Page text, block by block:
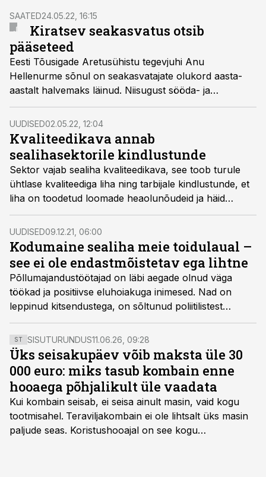
SAATED24.05.22, 16:15
Kiratsev seakasvatus otsib
pääseteed
Eesti Tõusigade Aretusühistu tegevjuhi Anu
Hellenurme sõnul on seakasvatajate olukord aasta-
aastalt halvemaks läinud. Niisugust sööda- ja
energiahindade tõusu pole sektoris viimase
kahekümne aasta jooksul nähtud.
UUDISED02.05.22, 12:04
Kvaliteedikava annab
sealihasektorile kindlustunde
Sektor vajab sealiha kvaliteedikava, see toob turule
ühtlase kvaliteediga liha ning tarbijale kindlustunde, et
liha on toodetud loomade heaolunõudeid ja häid
tavasid järgides, tõdeti 27. aprillil toimunud sealiha
kvaliteedikavade teemalisel arutelul.
UUDISED09.12.21, 06:00
Kodumaine sealiha meie toidulaual –
see ei ole endastmõistetav ega lihtne
Põllumajandustöötajad on läbi aegade olnud väga
töökad ja positiivse eluhoiakuga inimesed. Nad on
leppinud kitsendustega, on sõltunud poliitilistest
otsustest ja konkureerinud vabaturumajandusega, kus
ettevõtlustingimused ei ole olnud võrdsed. Nad ei
hädalda kunagi ilmaasjata, aga nüüd on olukord
sellisesse punkti jõudnud, kus tuleb olukorrast
rääkida, et see jõuaks avalikkuseni. Mõelgem kaasa?
ST SISUTURUNDUS11.06.26, 09:28
Üks seisakupäev võib maksta üle 30
000 euro: miks tasub kombain enne
hooaega põhjalikult üle vaadata
Kui kombain seisab, ei seisa ainult masin, vaid kogu
tootmisahel. Teraviljakombain ei ole lihtsalt üks masin
paljude seas. Koristushooajal on see kogu